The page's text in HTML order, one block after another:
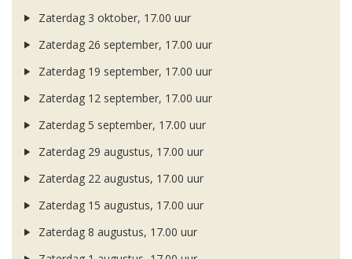
Zaterdag 3 oktober, 17.00 uur
Zaterdag 26 september, 17.00 uur
Zaterdag 19 september, 17.00 uur
Zaterdag 12 september, 17.00 uur
Zaterdag 5 september, 17.00 uur
Zaterdag 29 augustus, 17.00 uur
Zaterdag 22 augustus, 17.00 uur
Zaterdag 15 augustus, 17.00 uur
Zaterdag 8 augustus, 17.00 uur